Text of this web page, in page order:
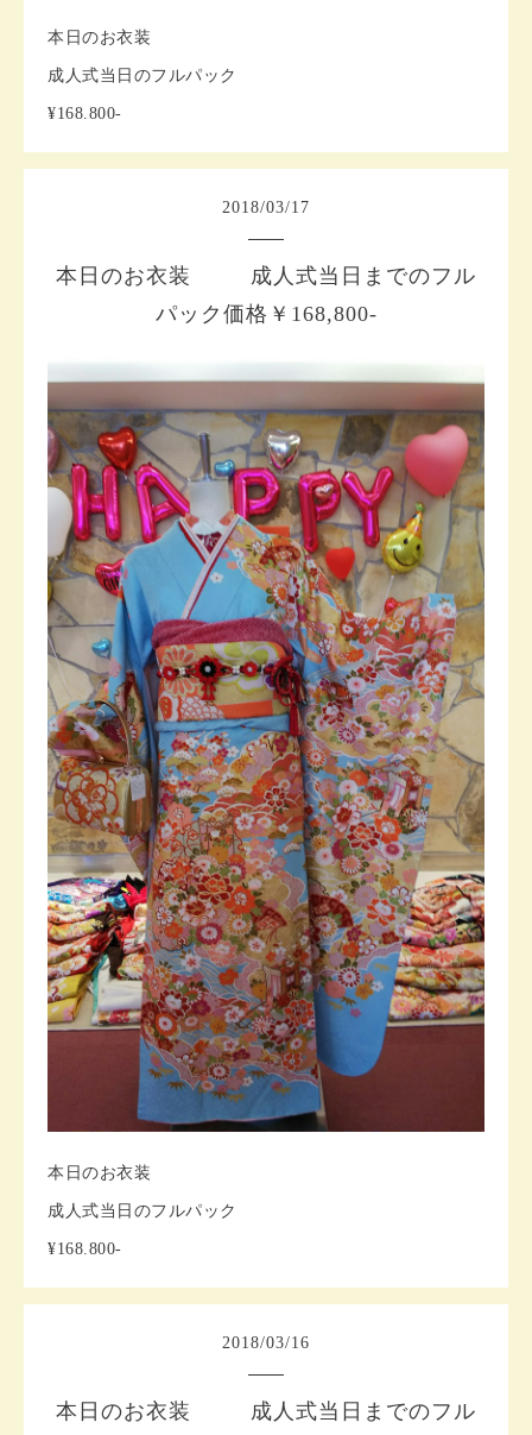
本日のお衣装
成人式当日のフルパック
¥168.800-
2018/03/17
本日のお衣装 成人式当日までのフル
パック価格￥168,800-
本日のお衣装
成人式当日のフルパック
¥168.800-
2018/03/16
本日のお衣装 成人式当日までのフル